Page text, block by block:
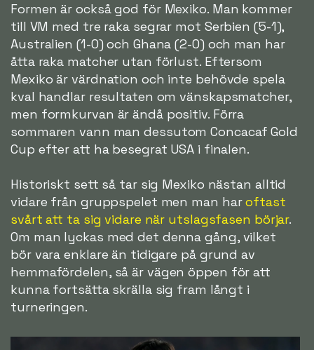
Formen är också god för Mexiko. Man kommer
till VM med tre raka segrar mot Serbien (5-1),
Australien (1-0) och Ghana (2-0) och man har
åtta raka matcher utan förlust. Eftersom
Mexiko är värdnation och inte behövde spela
kval handlar resultaten om vänskapsmatcher,
men formkurvan är ändå positiv. Förra
sommaren vann man dessutom Concacaf Gold
Cup efter att ha besegrat USA i finalen.
Historiskt sett så tar sig Mexiko nästan alltid
vidare från gruppspelet men man haroftast
svårt att ta sig vidare när utslagsfasen börjar.
Om man lyckas med det denna gång, vilket
bör vara enklare än tidigare på grund av
hemmafördelen, så är vägen öppen för att
kunna fortsätta skrälla sig fram långt i
turneringen.